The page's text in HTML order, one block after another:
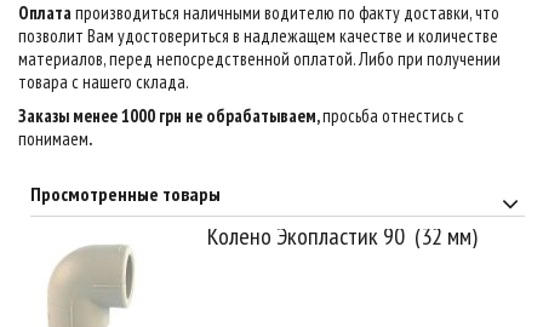
Оплатапроизводиться наличными водителю по факту доставки, что
позволит Вам удостовериться в надлежащем качестве и количестве
материалов, перед непосредственной оплатой. Либо при получении
товара с нашего склада.
Заказы менее 1000 грн не обрабатываем,просьба отнестись с
понимаем.
Просмотренные товары
Колено Экопластик 90 (32 мм)